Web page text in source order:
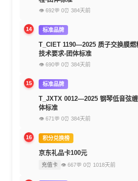
👁 692💬 0⏰ 384天前
14 标准品牌
T_CIET 1190—2025 质子交换膜燃
技术要求-团体标准
👁 690💬 0⏰ 384天前
15 标准品牌
T_JXTX 0012—2025 钢琴低音弦
体标准
👁 671 💬 0⏰ 384天前
16 积分兑换榜
京东礼品卡100元
充值卡 👁 667💬 0⏰ 1018天前